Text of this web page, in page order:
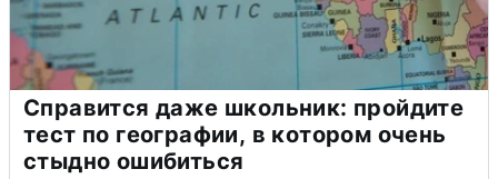
Справится даже школьник: пройдите
тест по географии, в котором очень
стыдно ошибиться